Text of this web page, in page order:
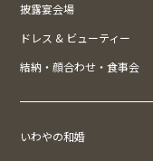
披露宴会場
ドレス & ビューティー
結納・顔合わせ・食事会
いわやの和婚